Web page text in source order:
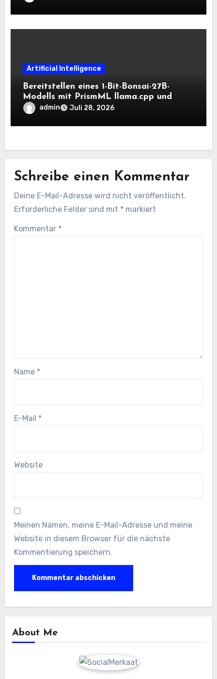
Artificial Intelligence
Bereitstellen eines 1-Bit-Bonsai-27B-
Modells mit PrismML llama.cpp und
OpenAI-kompatiblen lokalen Inferenz-
Workflows
admin Juli 28, 2026
Schreibe einen Kommentar
Deine E-Mail-Adresse wird nicht veröffentlicht.
Erforderliche Felder sind mit * markiert
Kommentar *
Name *
E-Mail *
Website
Meinen Namen, meine E-Mail-Adresse und meine
Website in diesem Browser für die nächste
Kommentierung speichern.
About Me